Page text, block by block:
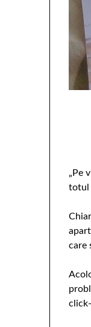
„Pe
totul
care